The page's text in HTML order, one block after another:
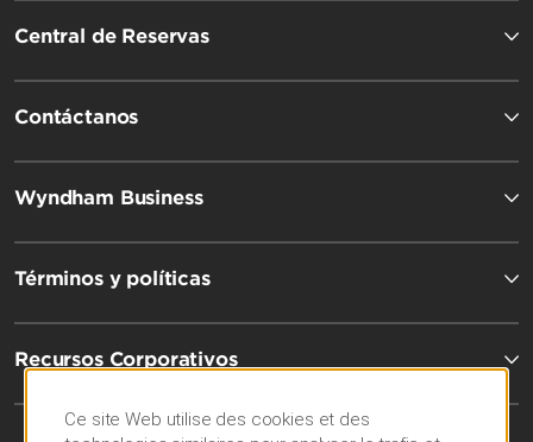
Central de Reservas
Contáctanos
Wyndham Business
Términos y políticas
Recursos Corporativos
Ce site Web utilise des cookies et des